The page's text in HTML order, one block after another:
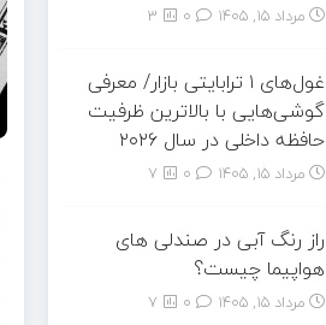
مرداد ۱۵, ۱۴۰۵ 3
غول‌های ۱ ترابایتی بازار/ معرفی
گوشی‌هایی با بالاترین ظرفیت
حافظه داخلی در سال ۲۰۲۶
مرداد ۱۵, ۱۴۰۵ 7
راز رنگ آبی در صندلی های
هواپیما چیست؟
مرداد ۱۵, ۱۴۰۵ 7